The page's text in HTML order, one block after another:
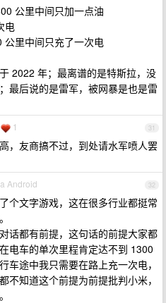
公里中间只加一点油
电
公里中间只充了一次电
2022 年；最离谱的是特斯拉，没
最后说的是雷军，被网暴是也是雷
31
1
，友商搞不过，到处请水军喷人罢
32
Android
个文字游戏，这在很多行业都挺常
话都有前提，这句话的前提大家都
电车的单次里程肯定达不到 1300
车途中我只需要在路上充一次电，
不知道这个前提为前提批判小米，